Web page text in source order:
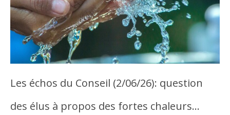
Les échos du Conseil (2/06/26): question
des élus à propos des fortes chaleurs…